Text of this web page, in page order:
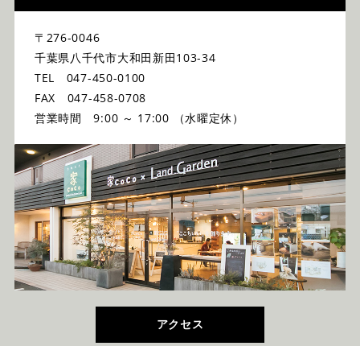
〒276-0046
千葉県八千代市大和田新田103-34
TEL 047-450-0100
FAX 047-458-0708
営業時間 9:00 ～ 17:00 （水曜定休）
アクセス